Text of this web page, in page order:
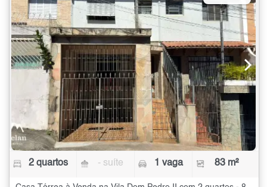
2 quartos - suíte 1 vaga 83 m²